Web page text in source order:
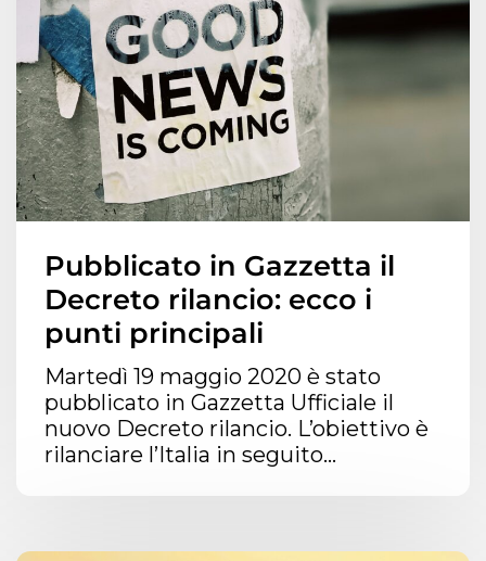
Pubblicato in Gazzetta il
Decreto rilancio: ecco i
punti principali
Martedì 19 maggio 2020 è stato
pubblicato in Gazzetta Ufficiale il
nuovo Decreto rilancio. L’obiettivo è
rilanciare l’Italia in seguito...